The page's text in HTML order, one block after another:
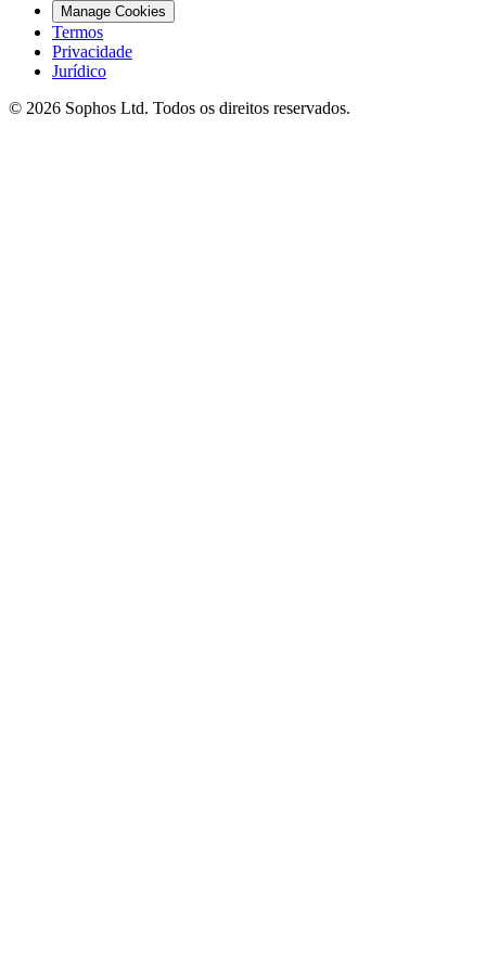
Manage Cookies
Termos
Privacidade
Jurídico
© 2026 Sophos Ltd. Todos os direitos reservados.